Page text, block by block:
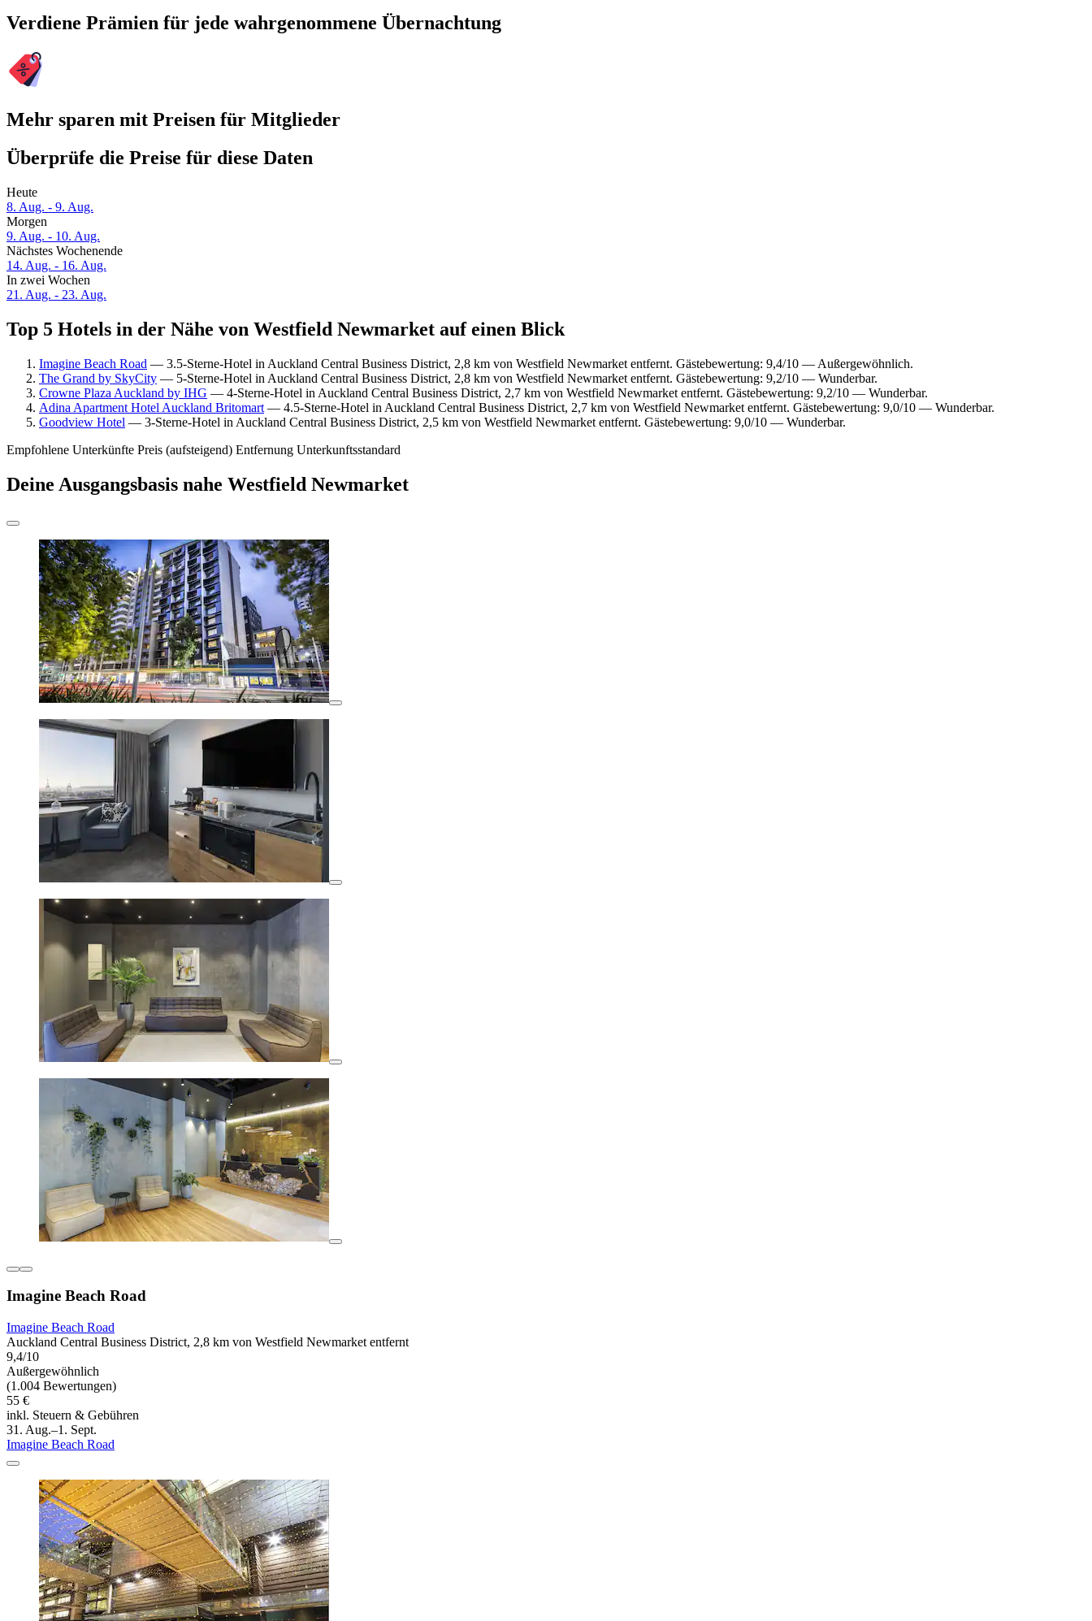
Verdiene Prämien für jede wahrgenommene Übernachtung
Mehr sparen mit Preisen für Mitglieder
Überprüfe die Preise für diese Daten
Heute
8. Aug. - 9. Aug.
Morgen
9. Aug. - 10. Aug.
Nächstes Wochenende
14. Aug. - 16. Aug.
In zwei Wochen
21. Aug. - 23. Aug.
Top 5 Hotels in der Nähe von Westfield Newmarket auf einen Blick
Imagine Beach Road — 3.5-Sterne-Hotel in Auckland Central Business District, 2,8 km von Westfield Newmarket entfernt. Gästebewertung: 9,4/10 — Außergewöhnlich.
The Grand by SkyCity — 5-Sterne-Hotel in Auckland Central Business District, 2,8 km von Westfield Newmarket entfernt. Gästebewertung: 9,2/10 — Wunderbar.
Crowne Plaza Auckland by IHG — 4-Sterne-Hotel in Auckland Central Business District, 2,7 km von Westfield Newmarket entfernt. Gästebewertung: 9,2/10 — Wunderbar.
Adina Apartment Hotel Auckland Britomart — 4.5-Sterne-Hotel in Auckland Central Business District, 2,7 km von Westfield Newmarket entfernt. Gästebewertung: 9,0/10 — Wunderbar.
Goodview Hotel — 3-Sterne-Hotel in Auckland Central Business District, 2,5 km von Westfield Newmarket entfernt. Gästebewertung: 9,0/10 — Wunderbar.
Empfohlene Unterkünfte Preis (aufsteigend) Entfernung Unterkunftsstandard
Deine Ausgangsbasis nahe Westfield Newmarket
Imagine Beach Road
Imagine Beach Road
Auckland Central Business District, 2,8 km von Westfield Newmarket entfernt
9,4/10
Außergewöhnlich
(1.004 Bewertungen)
55 €
inkl. Steuern & Gebühren
31. Aug.–1. Sept.
Imagine Beach Road